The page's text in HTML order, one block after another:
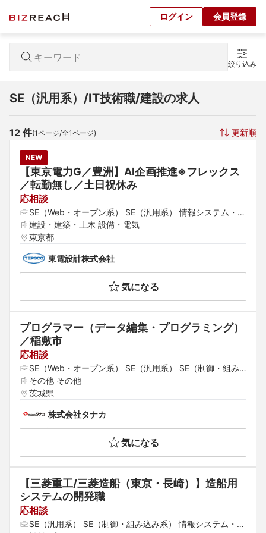
ログイン 会員登録
絞り込み
SE（汎用系）/IT技術職/建設の求人
12 件(1ページ/全1ページ) 更新順
NEW
【東京電力G／豊洲】AI企画推進※フレックス
／転勤無し／土日祝休み
応相談
SE（Web・オープン系） SE（汎用系） 情報システム・社
内SE
建設・建築・土木 設備・電気
東京都
東電設計株式会社
気になる
プログラマー（データ編集・プログラミング）
／稲敷市
応相談
SE（Web・オープン系） SE（汎用系） SE（制御・組み
込み系）
その他 その他
茨城県
株式会社タナカ
気になる
【三菱重工/三菱造船（東京・長崎）】造船用
システムの開発職
応相談
SE（汎用系） SE（制御・組み込み系） 情報システム・社